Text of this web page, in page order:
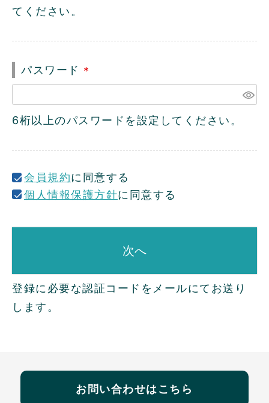
てください。
パスワード
(
必
須
6桁以上のパスワードを設定してください。
会員規約に同意する
個人情報保護方針に同意する
次へ
登録に必要な認証コードをメールにてお送り
します。
お問い合わせはこちら